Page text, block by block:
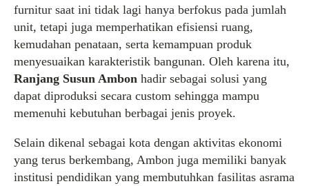
furnitur saat ini tidak lagi hanya berfokus pada jumlah
unit, tetapi juga memperhatikan efisiensi ruang,
kemudahan penataan, serta kemampuan produk
menyesuaikan karakteristik bangunan. Oleh karena itu,
Ranjang Susun Ambon hadir sebagai solusi yang
dapat diproduksi secara custom sehingga mampu
memenuhi kebutuhan berbagai jenis proyek.
Selain dikenal sebagai kota dengan aktivitas ekonomi
yang terus berkembang, Ambon juga memiliki banyak
institusi pendidikan yang membutuhkan fasilitas asrama